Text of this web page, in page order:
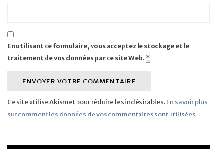
En utilisant ce formulaire, vous acceptez le stockage et le
traitement de vos données par ce site Web. *
Ce site utilise Akismet pour réduire les indésirables.En savoir plus
sur comment les données de vos commentaires sont utilisées.